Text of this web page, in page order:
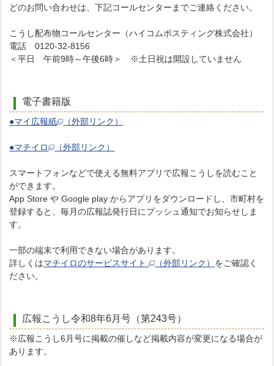
どのお問い合わせは、下記コールセンターまでご連絡ください。
こうし配布物コールセンター（ハイコムポスティング株式会社）
電話 0120-32-8156
＜平日 午前9時～午後6時＞ ※土日祝は開設していません
電子書籍版
●マイ広報紙 （外部リンク）
●マチイロ （外部リンク）
スマートフォンなどで使える無料アプリで広報こうしを読むこと
ができます。
App Store や Google play からアプリをダウンロードし、市町村を
登録すると、毎月の広報誌発行日にプッシュ通知でお知らせしま
す。
一部の端末で利用できない場合があります。
詳しくはマチイロのサービスサイト （外部リンク） をご確認く
ださい。
広報こうし令和8年6月号（第243号）
※広報こうし6月号に掲載の催しなど掲載内容が変更になる場合が
あります。